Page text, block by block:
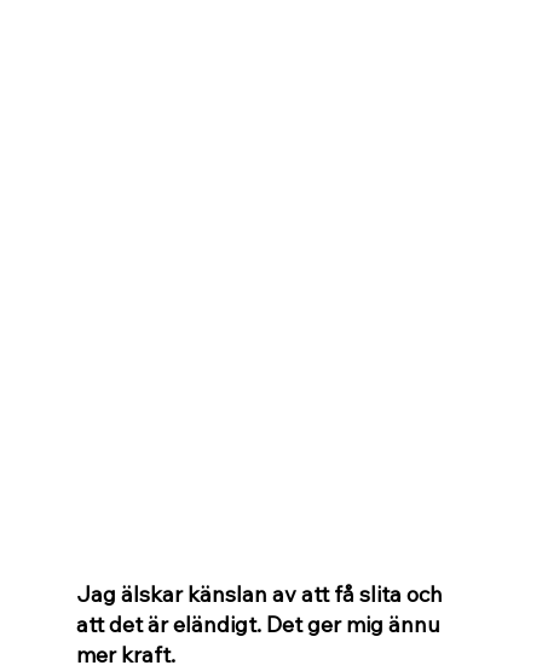
Jag älskar känslan av att få slita och
att det är eländigt. Det ger mig ännu
mer kraft.